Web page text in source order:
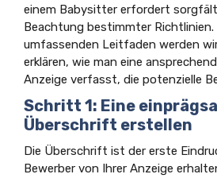
einem Babysitter erfordert
Beachtung bestimmter Richtlinien.
umfassenden Leitfaden werden
erklären, wie man eine
Anzeige verfasst, die potenzielle
Schritt 1: Eine
Überschrift erstellen
Die Überschrift ist der erste
Bewerber von Ihrer Anzeige